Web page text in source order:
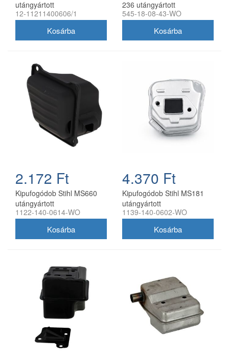
utángyártott
12-11211400606/1
236 utángyártott
545-18-08-43-WO
2.172 Ft
Kipufogódob Stihl MS660
utángyártott
1122-140-0614-WO
4.370 Ft
Kipufogódob Stihl MS181
utángyártott
1139-140-0602-WO